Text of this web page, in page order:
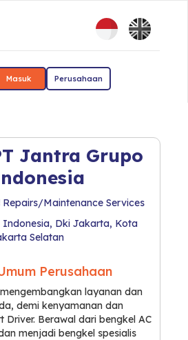
Masuk Perusahaan
Jantra Grupo
Repairs/Maintenance Services
Indonesia, Dki Jakarta, Kota
Selatan
Perusahaan
layanan dan
demi kenyamanan dan
Driver. Berawal dari bengkel AC
menjadi bengkel spesialis